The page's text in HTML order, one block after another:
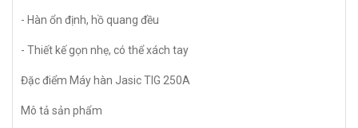
- Hàn ổn định, hồ quang đều
- Thiết kế gọn nhẹ, có thể xách tay
Đặc điểm Máy hàn Jasic TIG 250A
Mô tả sản phẩm